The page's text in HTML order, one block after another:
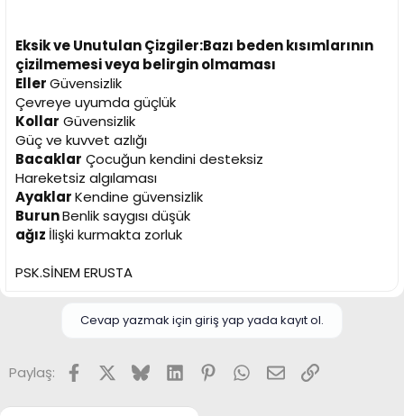
Eksik ve Unutulan Çizgiler:Bazı beden kısımlarının
çizilmemesi veya belirgin olmaması
EllerGüvensizlik
Çevreye uyumda güçlük
Kollar Güvensizlik
Güç ve kuvvet azlığı
Bacaklar Çocuğun kendini desteksiz
Hareketsiz algılaması
AyaklarKendine güvensizlik
BurunBenlik saygısı düşük
ağız İlişki kurmakta zorluk
PSK.SİNEM ERUSTA
Cevap yazmak için giriş yap yada kayıt ol.
Paylaş: FacebookBlueskyLinkedInPinterestWhatsApp
E-posta
Link